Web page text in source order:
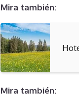
Mira también:
Mira también: